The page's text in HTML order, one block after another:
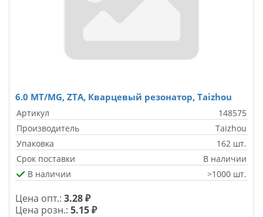
6.0 MT/MG, ZTA, Кварцевый резонатор, Taizhou
Артикул
148575
Производитель
Taizhou
Упаковка
162 шт.
Срок поставки
В наличии
В наличии
>1000 шт.
Цена опт.: 3.28 ₽
Цена розн.: 5.15 ₽